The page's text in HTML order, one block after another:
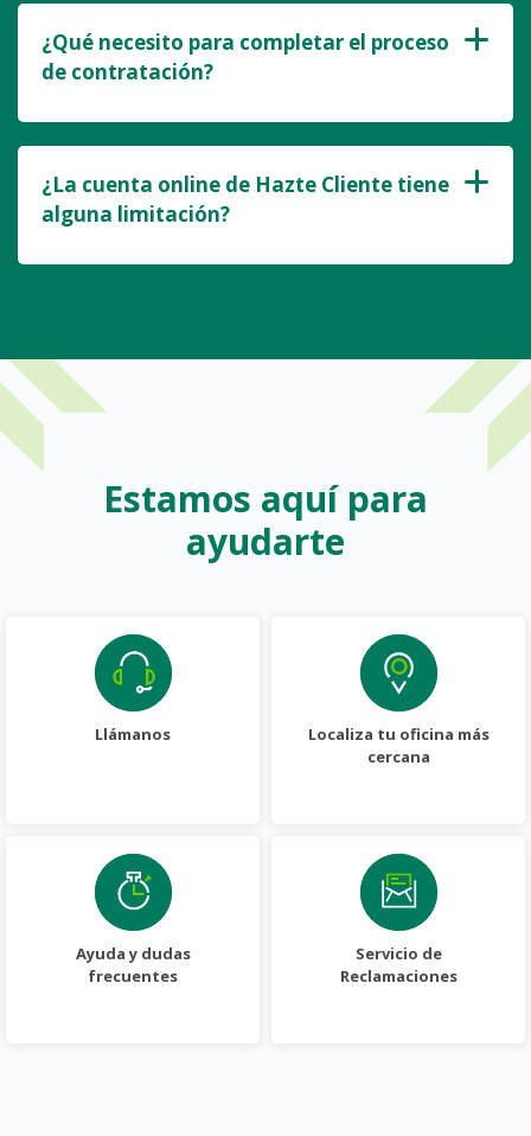
¿Qué necesito para completar el proceso
de contratación?
¿La cuenta online de Hazte Cliente tiene
alguna limitación?
Estamos aquí para
ayudarte
Llámanos
Localiza tu oficina más
cercana
Ayuda y dudas
frecuentes
Servicio de
Reclamaciones